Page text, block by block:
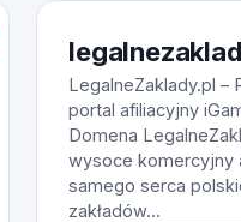
LegalneZaklady.pl –
portal afiliacyjny
Domena
wysoce komercyjny
samego serca
zakładów...